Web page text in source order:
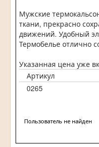
Мужские
ткани, прекрасно
движений. Удобный
Термобелье отлично
Указанная цена уже
Артикул
0265
Пользователь не найден